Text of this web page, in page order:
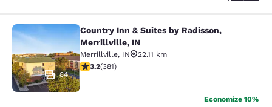
Country Inn & Suites by Radisson,
84
Country Inn & Suites by Radisson,
Merrillville, IN
Merrillville, IN
22.11 km
classificação 3.18 estrelas. Bom. 381 avaliações
3.2(381)
Economize 10%